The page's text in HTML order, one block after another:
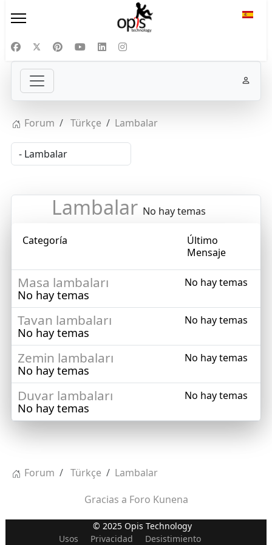
Forum Türkçe Lambalar
Lambalar No hay temas
Categoría
Último
Mensaje
Masa lambaları
No hay temas
No hay temas
Tavan lambaları
No hay temas
No hay temas
Zemin lambaları
No hay temas
No hay temas
Duvar lambaları
No hay temas
No hay temas
Forum Türkçe
Lambalar
Gracias a Foro Kunena
© 2025 Opis Technology
Usos
Privacidad Desistimiento